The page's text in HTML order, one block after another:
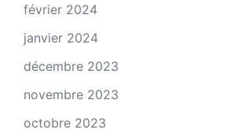
février 2024
janvier 2024
décembre 2023
novembre 2023
octobre 2023